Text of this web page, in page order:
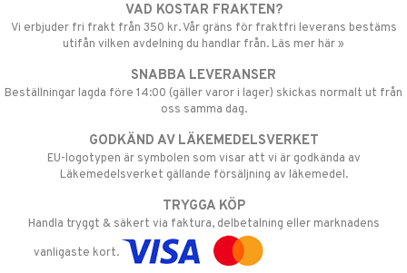
VAD KOSTAR FRAKTEN?
Vi erbjuder fri frakt från 350 kr. Vår gräns för fraktfri leverans bestäms
utifån vilken avdelning du handlar från. Läs mer här »
SNABBA LEVERANSER
Beställningar lagda före 14:00 (gäller varor i lager) skickas normalt ut från
oss samma dag.
GODKÄND AV LÄKEMEDELSVERKET
EU-logotypen är symbolen som visar att vi är godkända av
Läkemedelsverket gällande försäljning av läkemedel.
TRYGGA KÖP
Handla tryggt & säkert via faktura, delbetalning eller marknadens
vanligaste kort.